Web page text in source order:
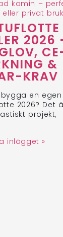
2026
&
KRAV
bygga en egen
2026? Det
projekt,
inlägget »